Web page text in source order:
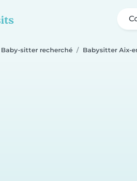
Baby-sitter recherché Babysitter Aix-